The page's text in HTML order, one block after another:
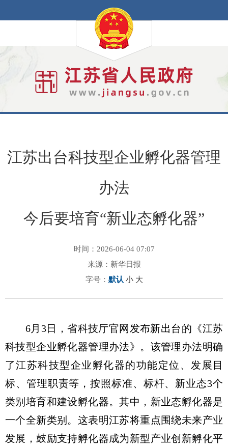
江苏出台科技型企业孵化器管理
办法
今后要培育“新业态孵化器”
时间：2026-06-04 07:07
来源：新华日报
字号： 默认 小 大
6月3日，省科技厅官网发布新出台的《江苏
科技型企业孵化器管理办法》。该管理办法明确
了江苏科技型企业孵化器的功能定位、发展目
标、管理职责等，按照标准、标杆、新业态3个
类别培育和建设孵化器。其中，新业态孵化器是
一个全新类别。这表明江苏将重点围绕未来产业
发展，鼓励支持孵化器成为新型产业创新孵化平